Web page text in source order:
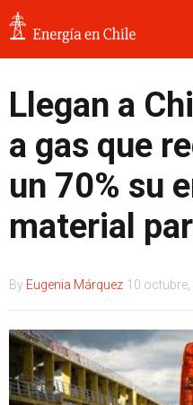
Llegan a
a gas que
un 70% su
material
By Eugenia Márquez 10 octubre,